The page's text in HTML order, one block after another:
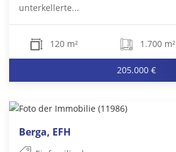
unterkellerte...
120 m² 1.700 m²
205.000 €
Berga, EFH